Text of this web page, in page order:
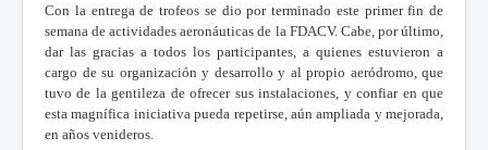
Con la entrega de trofeos se dio por terminado este primer fin de
semana de actividades aeronáuticas de la FDACV. Cabe, por último,
dar las gracias a todos los participantes, a quienes estuvieron a
cargo de su organización y desarrollo y al propio aeródromo, que
tuvo de la gentileza de ofrecer sus instalaciones, y confiar en que
esta magnífica iniciativa pueda repetirse, aún ampliada y mejorada,
en años venideros.